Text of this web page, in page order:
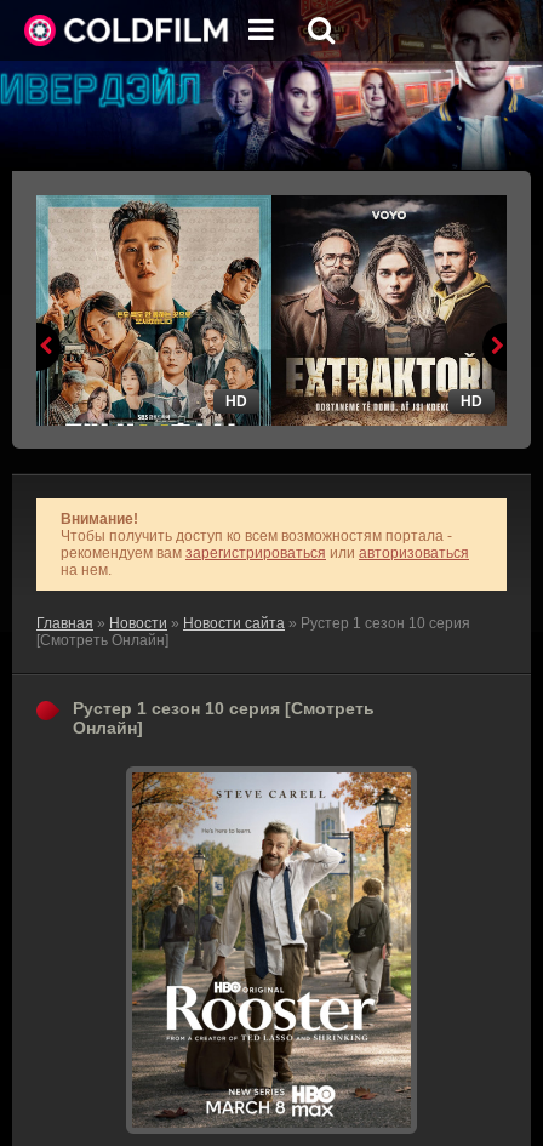
HD HD
Внимание!
Чтобы получить доступ ко всем возможностям портала -
рекомендуем вам зарегистрироваться или авторизоваться
на нем.
Главная » Новости » Новости сайта » Рустер 1 сезон 10 серия
[Смотреть Онлайн]
Рустер 1 сезон 10 серия [Смотреть
Онлайн]